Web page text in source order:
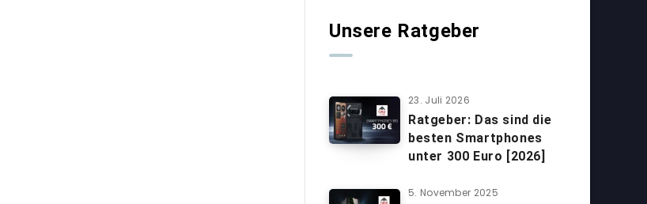
Unsere Ratgeber
23. Juli 2026
Ratgeber: Das sind die
besten Smartphones
unter 300 Euro [2026]
5. November 2025